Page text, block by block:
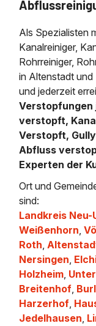
Als Spezialisten
Kanalreiniger,
Rohrreiniger,
in Altenstadt
und jederzeit
Verstopfungen
verstopft,
Verstopft,
Abfluss
Experten der
Ort und
sind:
Landkreis Neu-
Weißenhorn,
Roth,
Nersingen,
Holzheim,
Breitenhof,
Harzerhof,
Jedelhausen,